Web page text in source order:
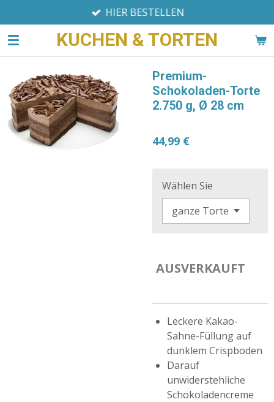
Hauptinhalt
springen
KUCHEN & TORTEN
HIER BESTELLEN
Premium-
Schokoladen-Torte
2.750 g, Ø 28 cm
44,99 €
Wählen Sie
AUSVERKAUFT
Leckere Kakao-
Sahne-Füllung auf
dunklem Crispboden
Darauf
unwiderstehliche
Schokoladencreme